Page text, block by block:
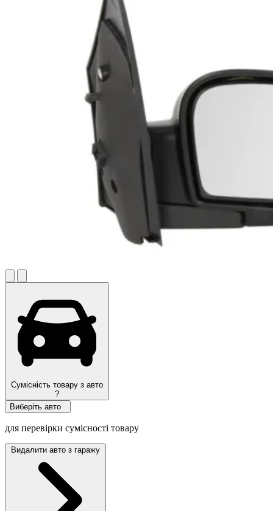
Сумісність товару з авто
?
Виберіть авто
для перевірки сумісності товару
Видалити авто з гаражу